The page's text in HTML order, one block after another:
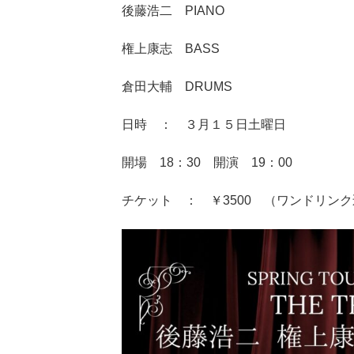
後藤浩二 PIANO
権上康志 BASS
倉田大輔 DRUMS
日時 ： ３月１５日土曜日
開場 18：30 開演 19：00
チケット ： ￥3500 （ワンドリンク